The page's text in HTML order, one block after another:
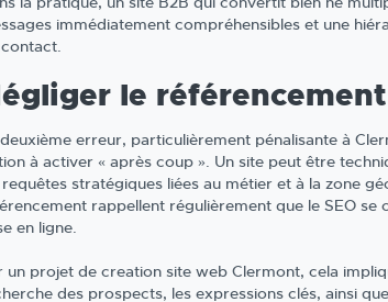
immédiatement compréhensibles et une
le
erreur, particulièrement pénalisante à
à activer « après coup ». Un site peut être
requêtes stratégiques liées au métier et à la zone
rappellent régulièrement que le SEO
en ligne.
un projet de creation site web Clermont, cela
des prospects, les expressions clés, ainsi